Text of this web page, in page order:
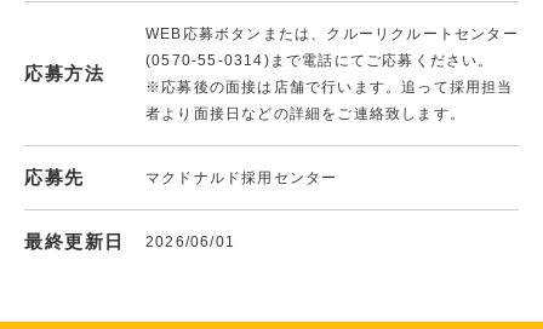
応募方法
WEB応募ボタンまたは、クルーリクルートセンター
(0570-55-0314)まで電話にてご応募ください。
※応募後の面接は店舗で行います。追って採用担当
者より面接日などの詳細をご連絡致します。
応募先 マクドナルド採用センター
最終更新日 2026/06/01